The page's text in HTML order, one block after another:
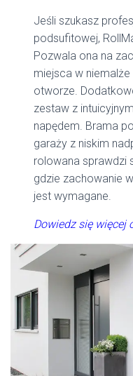
Jeśli szukasz
podsufitowej,
Pozwala ona na
miejsca w
otworze.
zestaw z
napędem. Brama
garaży z niskim
rolowana sprawdzi
gdzie zachowanie
jest wymagane.
Dowiedz się więcej